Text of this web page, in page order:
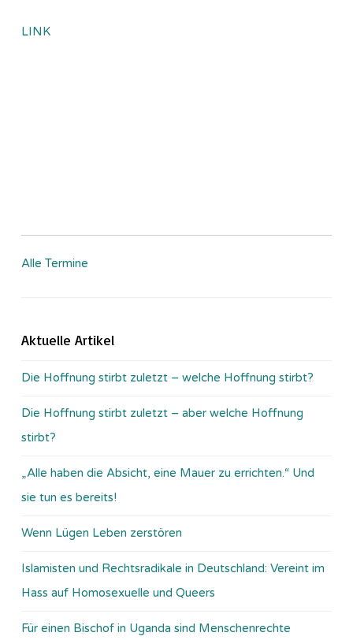
LINK
Alle Termine
Aktuelle Artikel
Die Hoffnung stirbt zuletzt – welche Hoffnung stirbt?
Die Hoffnung stirbt zuletzt – aber welche Hoffnung
stirbt?
„Alle haben die Absicht, eine Mauer zu errichten.“ Und
sie tun es bereits!
Wenn Lügen Leben zerstören
Islamisten und Rechtsradikale in Deutschland: Vereint im
Hass auf Homosexuelle und Queers
Für einen Bischof in Uganda sind Menschenrechte